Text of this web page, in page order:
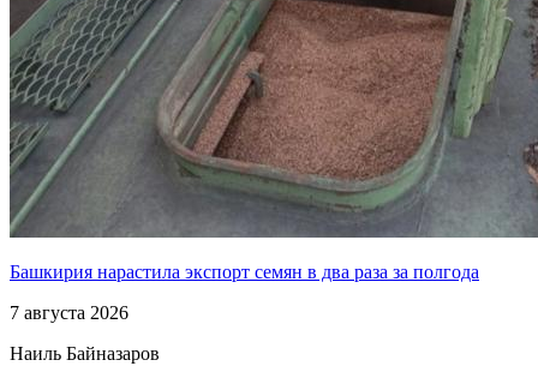
Башкирия нарастила экспорт семян в два раза за полгода
7 августа 2026
Наиль Байназаров